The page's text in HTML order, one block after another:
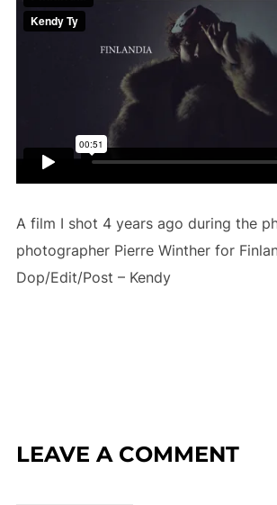
A film I shot 4 years ago during the
photographer Pierre Winther for
Dop/Edit/Post – Kendy
LEAVE A COMMENT